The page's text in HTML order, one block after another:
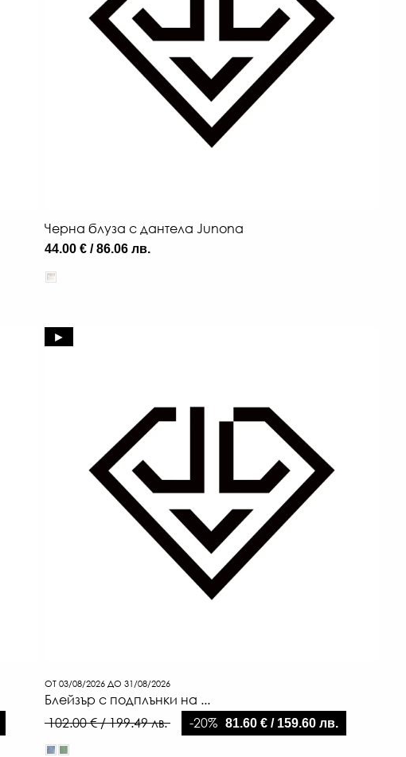
Черна блуза с дантела Junona
44.00 € / 86.06 лв.
►
ОТ 03/08/2026 ДО 31/08/2026
Блейзър с подплънки на ...
102.00 € / 199.49 лв.
-20% 81.60 € / 159.60 лв.